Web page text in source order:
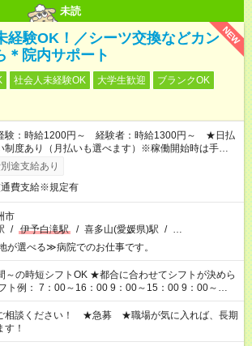
未読
NEW
経験OK！／シーツ交換などカン
＊院内サポート
社会人未経験OK 大学生歓迎
ブランクOK
験：時給1200円～ 経験者：時給1300円～ ★日払
制度あり（月払いも選べます）※稼働開始時は手続き
お支払いとなります。
途支給あり
費支給※規定有
市
/ 伊予白滝駅 / 喜多山(愛媛県)駅 / …
が選べる≫病院でのお仕事です。
トOK ★都合に合わせてシフトが決めら
ト例： 7：00～16：00 9：00～15：00 9：00～
00 など ※Wワークの場合、他のお仕事と
時間超の就業はご案内できません ※法令に基づき、
上勤務は社会保険への加入対象となります ※労働者
雇い派遣の原則禁止）により、短時間・短期間の就
相談ください！ ★急募 ★職場が気に入れば、長期
す！